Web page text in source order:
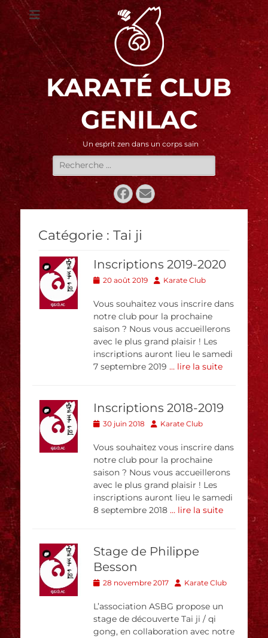
KARATÉ CLUB
GENILAC
Un esprit zen dans un corps sain
Rechercher :
Facebook
E-
mail
Catégorie : Tai ji
Inscriptions 2019-2020
Posted
20 août 2019 Author
Karate Club
Vous souhaitez vous inscrire dans
notre club pour la prochaine
saison ? Nous vous accueillerons
avec le plus grand plaisir ! Les
inscriptions auront lieu le samedi
7 septembre 2019 … lire la suite
Inscriptions 2018-2019
Posted
30 juin 2018 Author
Karate Club
Vous souhaitez vous inscrire dans
notre club pour la prochaine
saison ? Nous vous accueillerons
avec le plus grand plaisir ! Les
inscriptions auront lieu le samedi
8 septembre 2018 … lire la suite
Stage de Philippe
Besson
Posted
28 novembre 2017 Author
Karate Club
L’association ASBG propose un
stage de découverte Tai ji / qi
gong, en collaboration avec notre